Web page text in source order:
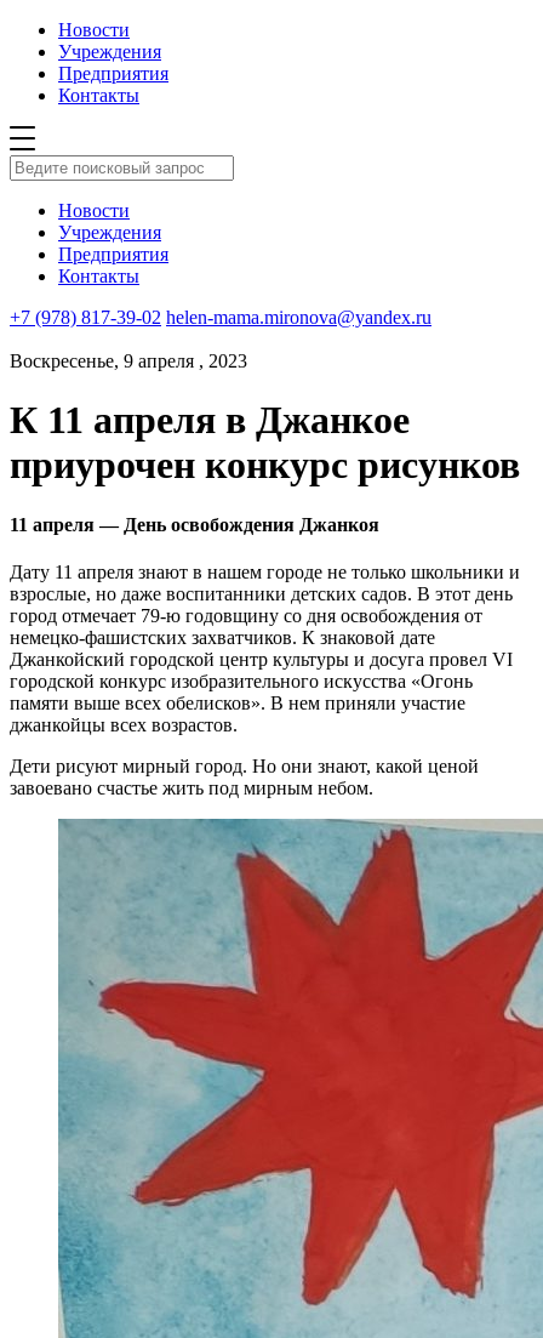
Новости
Учреждения
Предприятия
Контакты
Новости
Учреждения
Предприятия
Контакты
+7 (978) 817-39-02 helen-mama.mironova@yandex.ru
Воскресенье, 9 апреля , 2023
К 11 апреля в Джанкое
приурочен конкурс рисунков
11 апреля — День освобождения Джанкоя
Дату 11 апреля знают в нашем городе не только школьники и
взрослые, но даже воспитанники детских садов. В этот день
город отмечает 79-ю годовщину со дня освобождения от
немецко-фашистских захватчиков. К знаковой дате
Джанкойский городской центр культуры и досуга провел VI
городской конкурс изобразительного искусства «Огонь
памяти выше всех обелисков». В нем приняли участие
джанкойцы всех возрастов.
Дети рисуют мирный город. Но они знают, какой ценой
завоевано счастье жить под мирным небом.